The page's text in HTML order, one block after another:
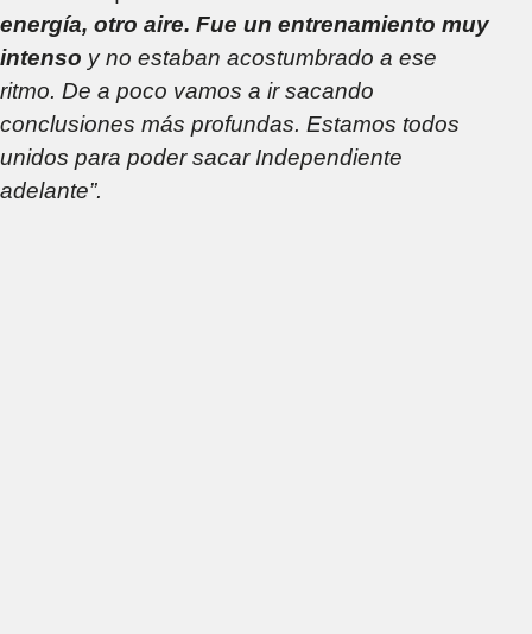
energía, otro aire. Fue un entrenamiento muy
intenso y no estaban acostumbrado a ese
ritmo. De a poco vamos a ir sacando
conclusiones más profundas. Estamos todos
unidos para poder sacar Independiente
adelante”.